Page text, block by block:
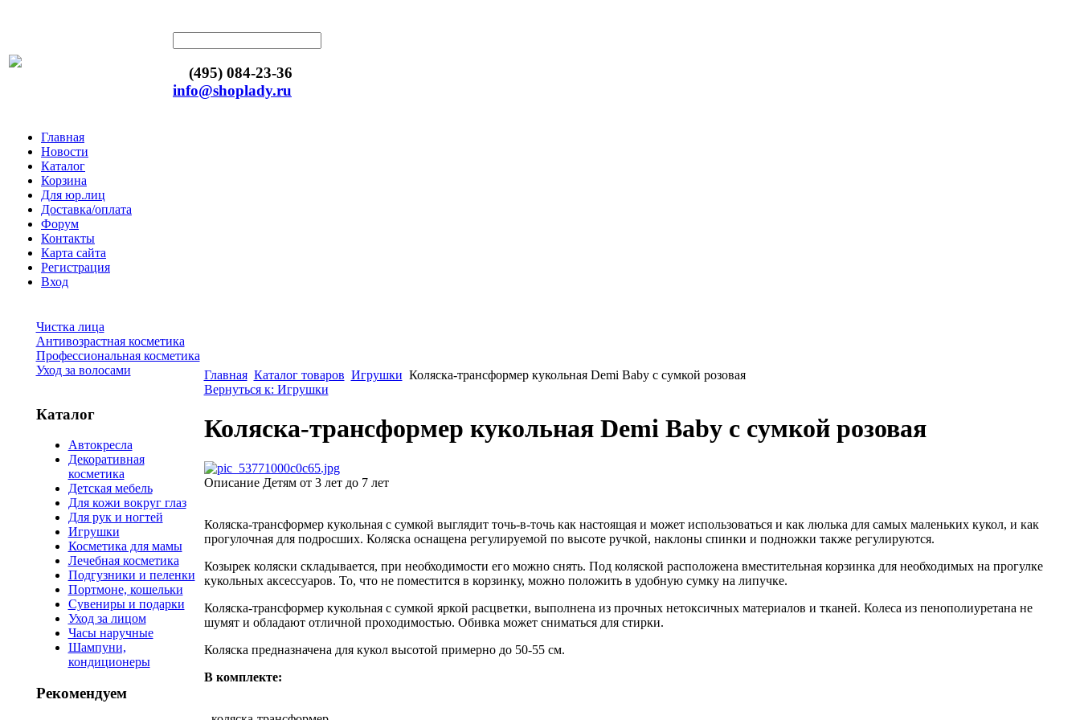
(495) 084-23-36
info@shoplady.ru
Главная
Новости
Каталог
Корзина
Для юр.лиц
Доставка/оплата
Форум
Контакты
Карта сайта
Регистрация
Вход
Чистка лица
Антивозрастная косметика
Профессиональная косметика
Уход за волосами
Каталог
Автокресла
Декоративная
косметика
Детская мебель
Для кожи вокруг глаз
Для рук и ногтей
Игрушки
Косметика для мамы
Лечебная косметика
Подгузники и пеленки
Портмоне, кошельки
Сувениры и подарки
Уход за лицом
Часы наручные
Шампуни,
кондиционеры
Рекомендуем
Главная Каталог товаров Игрушки Коляска-трансформер кукольная Demi Baby с сумкой розовая
Вернуться к: Игрушки
Коляска-трансформер кукольная Demi Baby с сумкой розовая
ОписаниеДетям от 3 лет до 7 лет
Коляска-трансформер кукольная с сумкой выглядит точь-в-точь как настоящая и может использоваться и как люлька для самых маленьких кукол, и как
прогулочная для подросших. Коляска оснащена регулируемой по высоте ручкой, наклоны спинки и подножки также регулируются.
Козырек коляски складывается, при необходимости его можно снять. Под коляской расположена вместительная корзинка для необходимых на прогулке
кукольных аксессуаров. То, что не поместится в корзинку, можно положить в удобную сумку на липучке.
Коляска-трансформер кукольная с сумкой яркой расцветки, выполнена из прочных нетоксичных материалов и тканей. Колеса из пенополиуретана не
шумят и обладают отличной проходимостью. Обивка может сниматься для стирки.
Коляска предназначена для кукол высотой примерно до 50-55 см.
В комплекте: